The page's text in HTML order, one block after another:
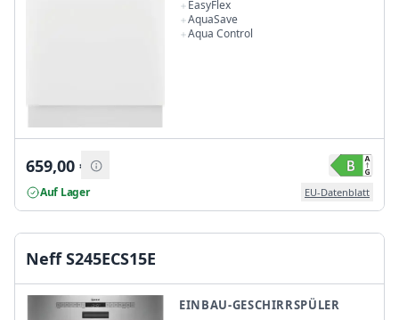
EasyFlex
AquaSave
Aqua Control
659,00 €
Auf Lager EU-Datenblatt
Neff S245ECS15E
EINBAU-GESCHIRRSPÜLER